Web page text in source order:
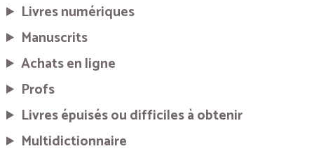
Livres numériques
Manuscrits
Achats en ligne
Profs
Livres épuisés ou difficiles à obtenir
Multidictionnaire